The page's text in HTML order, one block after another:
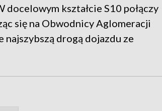
kształcie S10 połączy
się na Obwodnicy Aglomeracji
najszybszą drogą dojazdu ze